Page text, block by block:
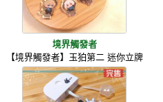
境界觸發者
【境界觸發者】玉狛第二 迷你立牌